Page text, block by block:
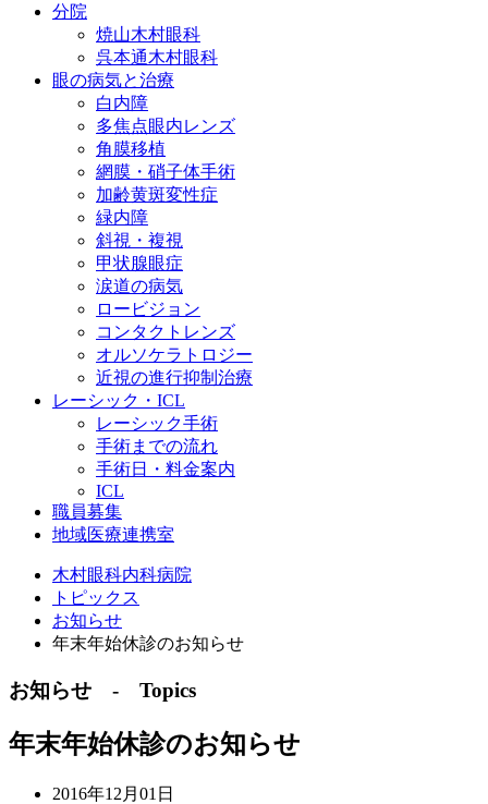
分院
焼山木村眼科
呉本通木村眼科
眼の病気と治療
白内障
多焦点眼内レンズ
角膜移植
網膜・硝子体手術
加齢黄斑変性症
緑内障
斜視・複視
甲状腺眼症
涙道の病気
ロービジョン
コンタクトレンズ
オルソケラトロジー
近視の進行抑制治療
レーシック・ICL
レーシック手術
手術までの流れ
手術日・料金案内
ICL
職員募集
地域医療連携室
木村眼科内科病院
トピックス
お知らせ
年末年始休診のお知らせ
お知らせ - Topics
年末年始休診のお知らせ
2016年12月01日